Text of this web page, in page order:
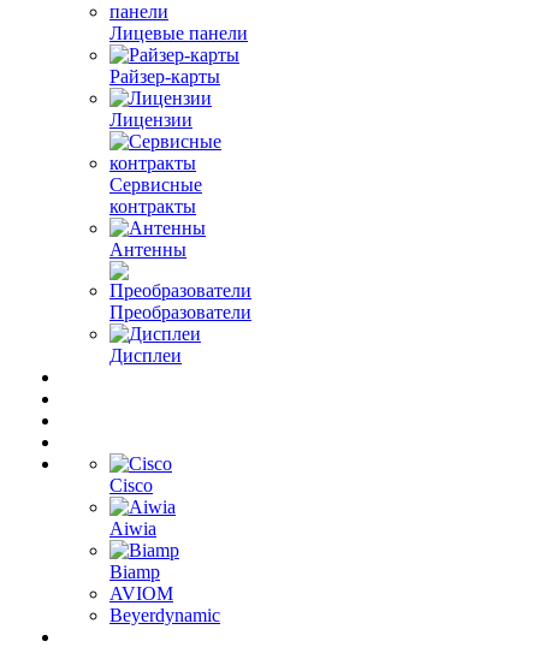
Лицевые панели
Райзер-карты
Лицензии
Сервисные
контракты
Антенны
Преобразователи
Дисплеи
Cisco
Aiwia
Biamp
AVIOM
Beyerdynamic